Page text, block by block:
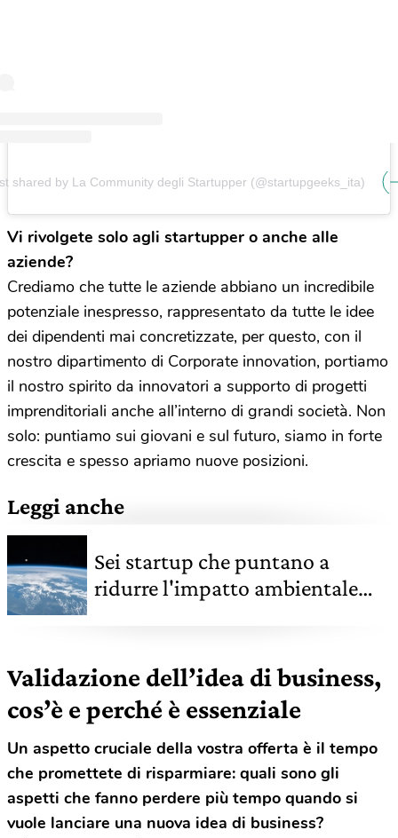
shared by La Community degli Startupper (@startupgeeks_ita)
Vi rivolgete solo agli startupper o anche alle
aziende?
Crediamo che tutte le aziende abbiano un incredibile
potenziale inespresso, rappresentato da tutte le idee
dei dipendenti mai concretizzate, per questo, con il
nostro dipartimento di Corporate innovation, portiamo
il nostro spirito da innovatori a supporto di progetti
imprenditoriali anche all’interno di grandi società. Non
solo: puntiamo sui giovani e sul futuro, siamo in forte
crescita e spesso apriamo nuove posizioni.
Leggi anche
Sei startup che puntano a
ridurre l'impatto ambientale
Validazione dell’idea di business,
cos’è e perché è essenziale
Un aspetto cruciale della vostra offerta è il tempo
che promettete di risparmiare: quali sono gli
aspetti che fanno perdere più tempo quando si
vuole lanciare una nuova idea di business?